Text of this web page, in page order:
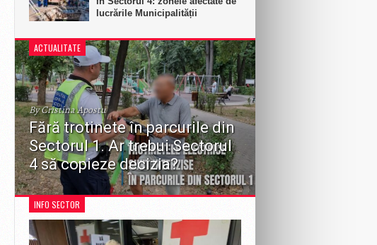
lucrările Municipalității
ACTUALITATE
By Cristina Apostu
Fără trotinete în parcurile din
Sectorul 1. Ar trebui Sectorul
4 să copieze decizia?
Decizia recentă a Consiliului Local Sector 1 de a
restricționa circulația vehiculelor în zonele de
recreere aduce în prim-plan o dezbatere importantă
pentru întreaga Capitală: ar fi necesară o...
INFO SECTOR